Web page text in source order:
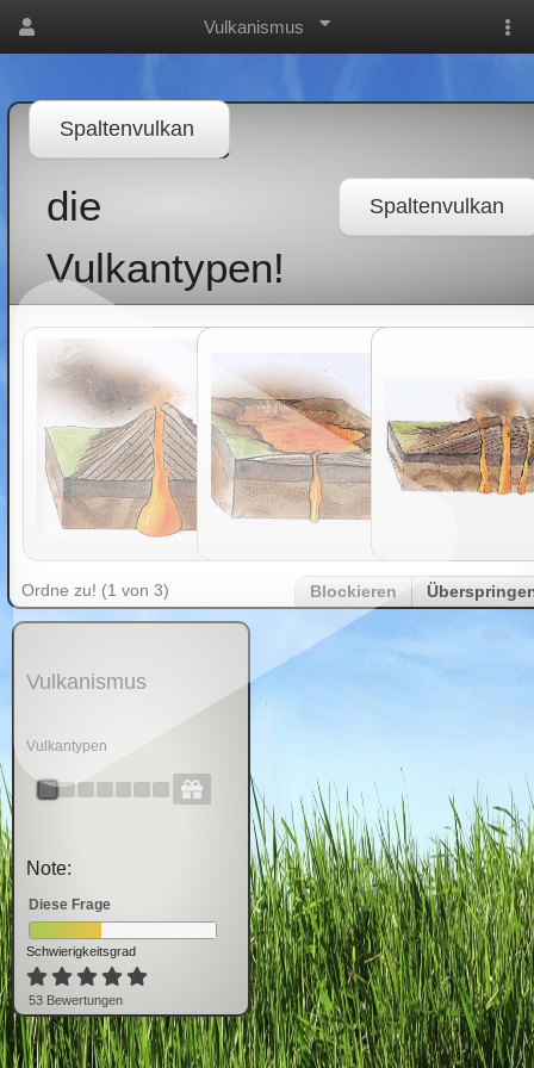
Vulkanismus
Bestimme
die
Vulkantypen!
Spaltenvulkan
Spaltenvulkan
Ordne zu! (1 von 3) Blockieren
Vulkanismus
Vulkantypen
Note:
Diese Frage
Schwierigkeitsgrad
53 Bewertungen